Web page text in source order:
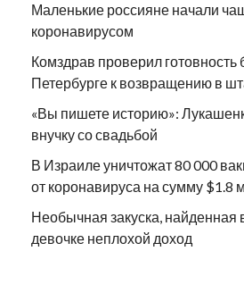
Маленькие россияне начали
коронавирусом
Комздрав проверил
Петербурге к возвращению в
«Вы пишете историю»:
внучку со свадьбой
В Израиле уничтожат 80 000
от коронавируса на сумму $1.8
Необычная закуска, найденная
девочке неплохой доход